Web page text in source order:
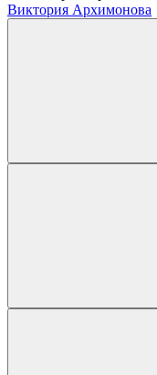
Виктория Архимонова